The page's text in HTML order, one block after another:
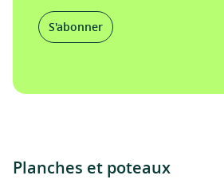
S'abonner
Planches et poteaux